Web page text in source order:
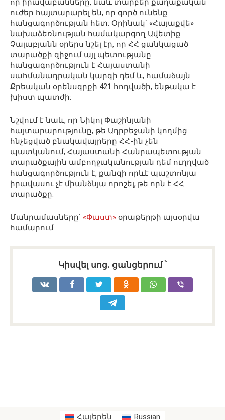
որ իրավաբանները, նաև տարբեր քաղաքական
ուժեր հայտարարել են, որ գործ ունենք
հանցագործության հետ: Օրինակ՝ «Հայաքվե»
նախաձեռնության համակարգող Ավետիք
Չալաբյանն օրերս նշել էր, որ ՀՀ ցանկացած
տարածքի զիջում այլ պետությանը
հանցագործություն է Հայաստանի
սահմանադրական կարգի դեմ և, համաձայն
Քրեական օրենսգրքի 421 հոդվածի, ենթակա է
խիստ պատժի:
Նշվում է նաև, որ Նիկոլ Փաշինյանի
հայտարարությունը, թե Ադրբեջանի կողմից
հնչեցված բնակավայրերը ՀՀ-ին չեն
պատկանում, Հայաստանի Հանրապետության
տարածքային ամբողջականության դեմ ուղղված
հանցագործություն է, քանզի որևէ պաշտոնյա
իրավասու չէ միանձնյա որոշել, թե որն է ՀՀ
տարածքը:
Մանրամասները՝ «Փաստ» օրաթերթի այսօրվա
համարում
Կիսվել սոց․ ցանցերում ՝
Հայերեն Russian